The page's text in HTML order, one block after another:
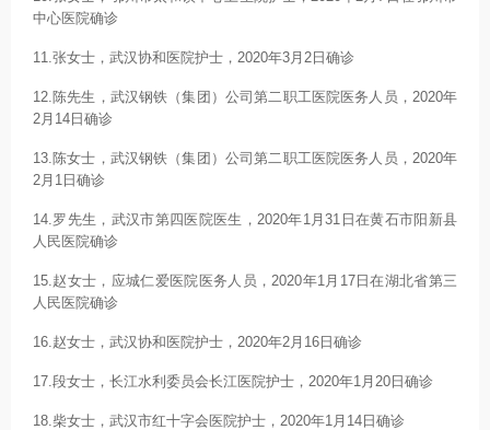
中心医院确诊
11.张女士，武汉协和医院护士，2020年3月2日确诊
12.陈先生，武汉钢铁（集团）公司第二职工医院医务人员，2020年
2月14日确诊
13.陈女士，武汉钢铁（集团）公司第二职工医院医务人员，2020年
2月1日确诊
14.罗先生，武汉市第四医院医生，2020年1月31日在黄石市阳新县
人民医院确诊
15.赵女士，应城仁爱医院医务人员，2020年1月17日在湖北省第三
人民医院确诊
16.赵女士，武汉协和医院护士，2020年2月16日确诊
17.段女士，长江水利委员会长江医院护士，2020年1月20日确诊
18.柴女士，武汉市红十字会医院护士，2020年1月14日确诊